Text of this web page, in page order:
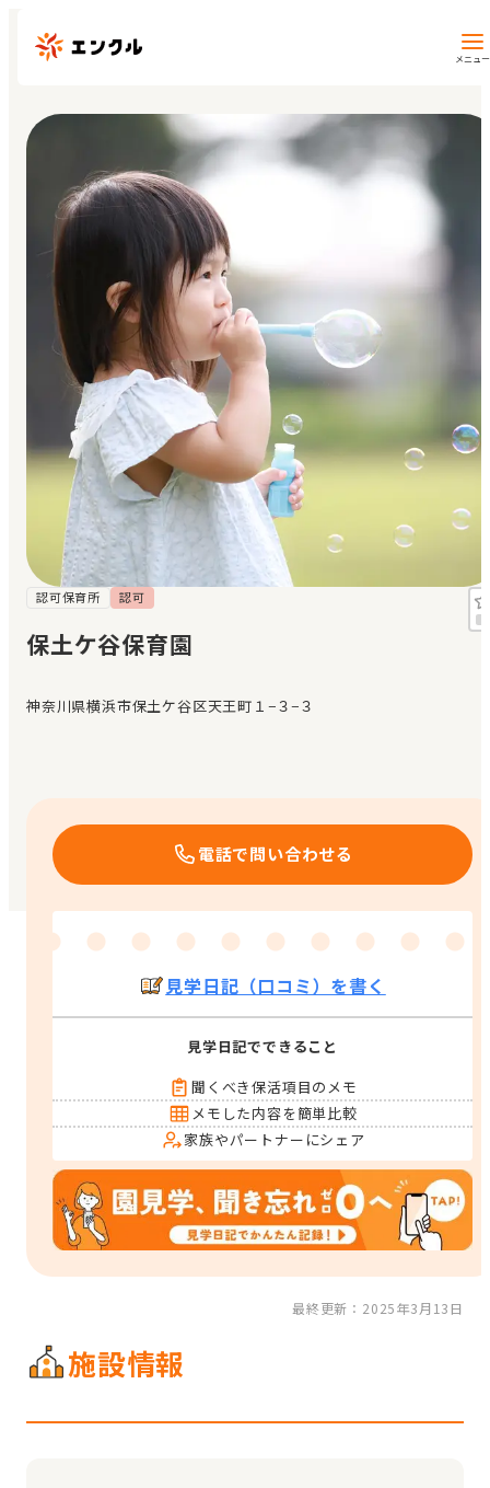
メニュー
保育園・幼稚園を探す
地図から探す
地域から探す
マイページ
閲覧履歴
お気に入り
見学日記
メッセージ
おすすめの園
エンクルの特徴と活用方法
認可保育所 認可
保土ケ谷保育園
神奈川県横浜市保土ケ谷区天王町１−３−３
電話で問い合わせる
見学日記（口コミ）を書く
見学日記でできること
聞くべき保活項目のメモ
メモした内容を簡単比較
家族やパートナーにシェア
最終更新：2025年3月13日
施設情報